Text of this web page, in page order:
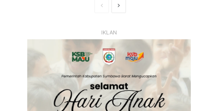
HalamanHalaman
IKLAN